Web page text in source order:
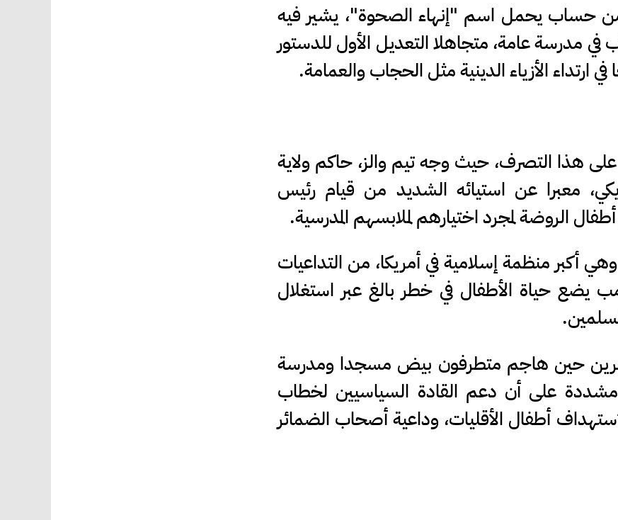
من حساب يحمل اسم "إنهاء الصحوة"، يشير فيه
في مدرسة عامة، متجاهلا التعديل الأول للدستور
الأزياء الدينية مثل الحجاب والعمامة.
هذا التصرف، حيث وجه تيم والز، حاكم ولاية
معبرا عن استيائه الشديد من قيام رئيس
الروضة لمجرد اختيارهم لملابسهم المدرسية.
منظمة إسلامية في أمريكا، من التداعيات
يضع حياة الأطفال في خطر بالغ عبر استغلال
حين هاجم متطرفون بيض مسجدا ومدرسة
على أن دعم القادة السياسيين لخطاب
أطفال الأقليات، وداعية أصحاب الضمائر